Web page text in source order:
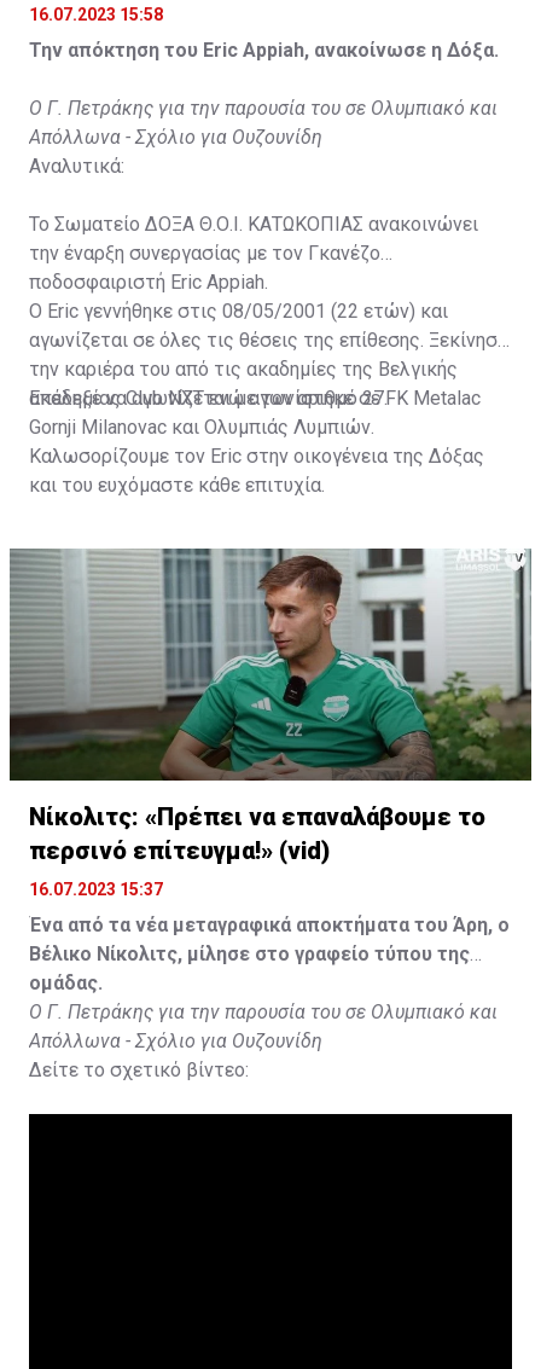
16.07.2023 15:58
Την απόκτηση του Eric Appiah, ανακοίνωσε η Δόξα.
Ο Γ. Πετράκης για την παρουσία του σε Ολυμπιακό και
Απόλλωνα - Σχόλιο για Ουζουνίδη
Αναλυτικά:
Το Σωματείο ΔΟΞΑ Θ.Ο.Ι. ΚΑΤΩΚΟΠΙΑΣ ανακοινώνει
την έναρξη συνεργασίας με τον Γκανέζο
ποδοσφαιριστή Eric Appiah.
Ο Eric γεννήθηκε στις 08/05/2001 (22 ετών) και
αγωνίζεται σε όλες τις θέσεις της επίθεσης. Ξεκίνησε
την καριέρα του από τις ακαδημίες της Βελγικής
ακαδημίας Club NXT ενώ αγωνίστηκε σε FK Metalac
Gornji Milanovac και Ολυμπιάς Λυμπιών.
Επέλεξε να αγωνίζεται με τον αριθμό 27.
Καλωσορίζουμε τον Eric στην οικογένεια της Δόξας
και του ευχόμαστε κάθε επιτυχία.
Νίκολιτς: «Πρέπει να επαναλάβουμε το
περσινό επίτευγμα!» (vid)
16.07.2023 15:37
Ένα από τα νέα μεταγραφικά αποκτήματα του Άρη, ο
Βέλικο Νίκολιτς, μίλησε στο γραφείο τύπου της
ομάδας.
Ο Γ. Πετράκης για την παρουσία του σε Ολυμπιακό και
Απόλλωνα - Σχόλιο για Ουζουνίδη
Δείτε το σχετικό βίντεο: